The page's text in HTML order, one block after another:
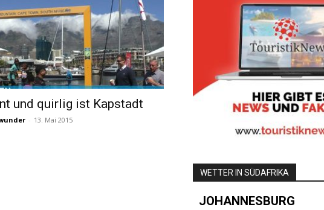
TV
und quirlig ist Kapstadt
- 13. Mai 2015
WETTER IN SÜDAFRIKA
JOHANNESBURG